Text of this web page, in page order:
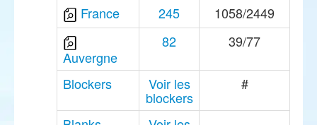
France 245 1058/2449
Auvergne
82 39/77
Blockers Voir les
blockers
#